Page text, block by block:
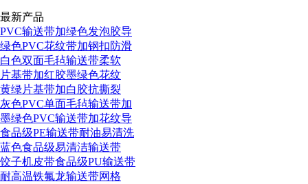
最新产品
PVC输送带加绿色发泡胶导
绿色PVC花纹带加钢扣防滑
白色双面毛毡输送带柔软
片基带加红胶墨绿色花纹
黄绿片基带加白胶抗撕裂
灰色PVC单面毛毡输送带加
墨绿色PVC输送带加花纹导
食品级PE输送带耐油易清洗
蓝色食品级易清洁输送带
饺子机皮带食品级PU输送带
耐高温铁氟龙输送带网格